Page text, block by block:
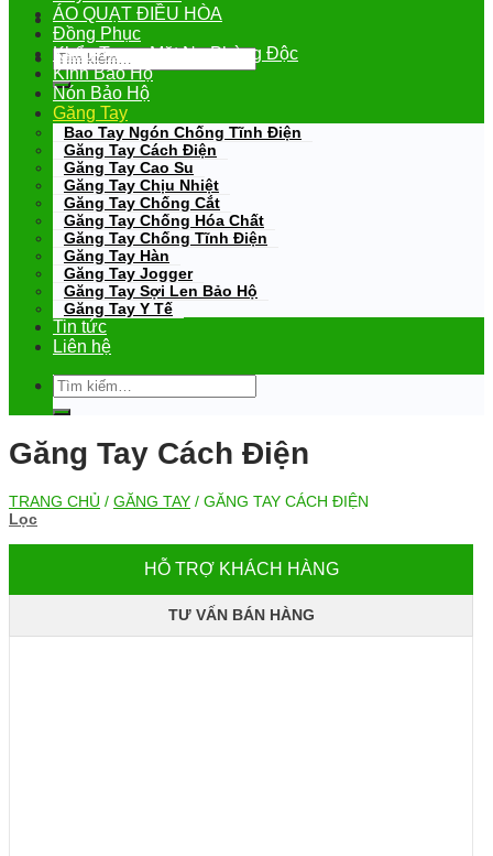
Tìm
kiếm:
ÁO QUẠT ĐIỀU HÒA
Đồng Phục
Khẩu Trang-Mặt Nạ Phòng Độc
Kính Bảo Hộ
Nón Bảo Hộ
Găng Tay
Bao Tay Ngón Chống Tĩnh Điện
Găng Tay Cách Điện
Găng Tay Cao Su
Găng Tay Chịu Nhiệt
Găng Tay Chống Cắt
Găng Tay Chống Hóa Chất
Găng Tay Chống Tĩnh Điện
Găng Tay Hàn
Găng Tay Jogger
Găng Tay Sợi Len Bảo Hộ
Găng Tay Y Tế
Tin tức
Liên hệ
Tìm
kiếm:
Găng Tay Cách Điện
TRANG CHỦ / GĂNG TAY / GĂNG TAY CÁCH ĐIỆN
Lọc
HỖ TRỢ KHÁCH HÀNG
TƯ VẤN BÁN HÀNG